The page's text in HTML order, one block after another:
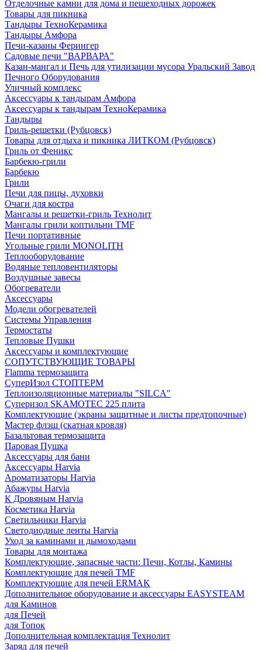
Отделочные камни для дома и пешеходных дорожек
Товары для пикника
Тандыры ТехноКерамика
Тандыры Амфора
Печи-казаны Ферингер
Садовые печи "ВАРВАРА"
Казан-мангал и Печь для утилизации мусора Уральский Завод
Печного Оборудования
Уличный комплекс
Аксессуары к тандырам Амфора
Аксессуары к тандырам ТехноКерамика
Тандыры
Гриль-решетки (Рубцовск)
Товары для отдыха и пикника ЛИТКОМ (Рубцовск)
Гриль от Феникс
Барбекю-грили
Барбекю
Грили
Печи для пицы, духовки
Очаги для костра
Мангалы и решетки-гриль Технолит
Мангалы грили коптильни TMF
Печи портативные
Угольные грили MONOLITH
Теплооборудование
Водяные тепловентиляторы
Воздушные завесы
Обогреватели
Аксессуары
Модели обогревателей
Системы Управления
Термостаты
Тепловые Пушки
Аксессуары и комплектующие
СОПУТСТВУЮЩИЕ ТОВАРЫ
Flamma термозащита
СуперИзол СТОПТЕРМ
Теплоизоляционные материалы "SILCA"
Суперизол SKAMOTEC 225 плита
Комплектующие (экраны защитные и листы предтопочные)
Мастер флэш (скатная кровля)
Базальтовая термозащита
Паровая Пушка
Аксессуары для бани
Аксессуары Harvia
Ароматизаторы Harvia
Абажуры Harvia
К Дровяным Harvia
Косметика Harvia
Светильники Harvia
Светодиодные ленты Harvia
Уход за каминами и дымоходами
Товары для монтажа
Комплектующие, запасные части: Печи, Котлы, Камины
Комплектующие для печей TMF
Комплектующие для печей ERMAK
Дополнительное оборудование и аксессуары EASYSTEAM
для Каминов
для Печей
для Топок
Дополнительная комплектация Технолит
Заряд для печей